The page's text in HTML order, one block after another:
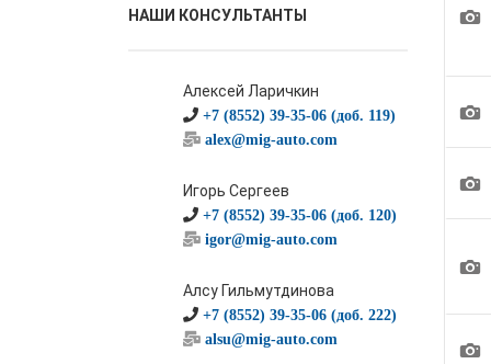
НАШИ КОНСУЛЬТАНТЫ
Алексей Ларичкин
+7 (8552) 39-35-06 (доб. 119)
alex@mig-auto.com
Игорь Сергеев
+7 (8552) 39-35-06 (доб. 120)
igor@mig-auto.com
Алсу Гильмутдинова
+7 (8552) 39-35-06 (доб. 222)
alsu@mig-auto.com
1
1
1
1
1